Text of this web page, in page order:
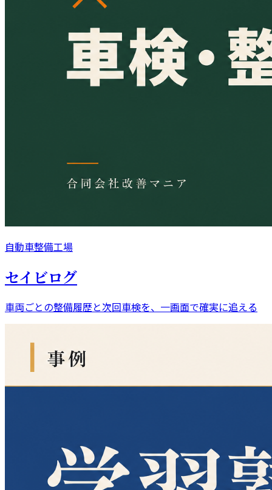
自動車整備工場
セイビログ
車両ごとの整備履歴と次回車検を、一画面で確実に追える